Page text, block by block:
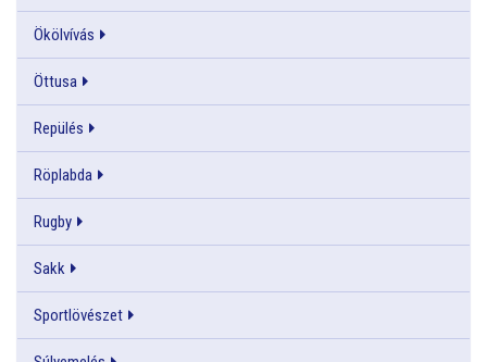
Ökölvívás
Öttusa
Repülés
Röplabda
Rugby
Sakk
Sportlövészet